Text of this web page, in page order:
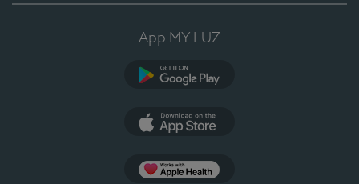
App MY LUZ